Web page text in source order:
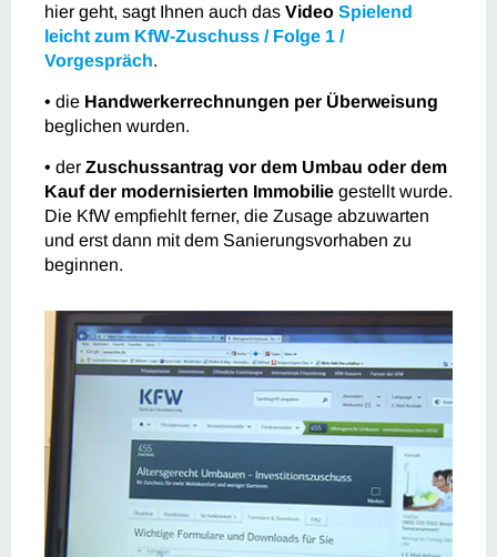
hier geht, sagt Ihnen auch das Video Spielend
leicht zum KfW-Zuschuss / Folge 1 /
Vorgespräch.
• die Handwerkerrechnungen per Überweisung
beglichen wurden.
• der Zuschussantrag vor dem Umbau oder dem
Kauf der modernisierten Immobilie gestellt wurde.
Die KfW empfiehlt ferner, die Zusage abzuwarten
und erst dann mit dem Sanierungsvorhaben zu
beginnen.